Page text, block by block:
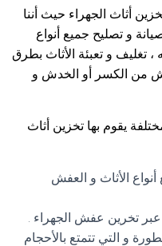
أثاث الجهراء حيث أننا
و تصليح جميع أنواع
تغليف و تعبئة الأثاث بطرق
من الكسر أو الخدش و
يقوم بها تخزين أثاث
الأثاث و العفش
تخرين عفش الجهراء .
و التي تتمتع بالأحجام